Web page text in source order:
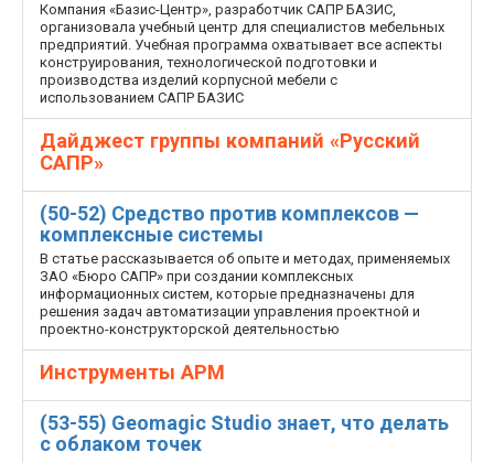
Компания «Базис-Центр», разработчик САПР БАЗИС,
организовала учебный центр для специалистов мебельных
предприятий. Учебная программа охватывает все аспекты
конструирования, технологической подготовки и
производства изделий корпусной мебели с
использованием САПР БАЗИС
Дайджест группы компаний «Русский
САПР»
(50-52) Средство против комплексов —
комплексные системы
В статье рассказывается об опыте и методах, применяемых
ЗАО «Бюро САПР» при создании комплексных
информационных систем, которые предназначены для
решения задач автоматизации управления проектной и
проектно-конструкторской деятельностью
Инструменты АРМ
(53-55) Geomagic Studio знает, что делать
с облаком точек